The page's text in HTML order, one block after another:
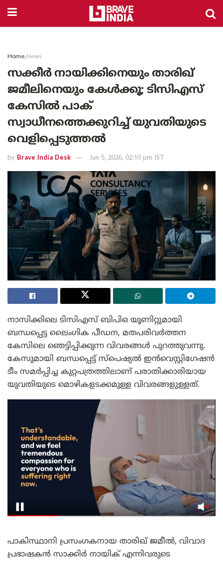
Home News
സക്കീർ നായിക്കിനെയും താരിഖ്
ജമീലിനെയും കേൾക്കൂ; ടിസിഎസ്
കേസിൽ പാക്
സ്വാധീനത്തെക്കുറിച്ച് യുവതിയുടെ
വെളിപ്പെടുത്തൽ
by Brave India Desk Jun 5, 2026, 02:10 pm IST
നാസിക്കിലെ ടിസിഎസ് ബിപിഒ യൂണിറ്റുമായി
ബന്ധപ്പെട്ട ലൈംഗിക പീഡന, മതപരിവർത്തന
കേസിലെ ഞെട്ടിപ്പിക്കുന്ന വിവരങ്ങൾ പുറത്തുവന്നു.
കേസുമായി ബന്ധപ്പെട്ട് സ്‌പെഷ്യൽ ഇൻവെസ്റ്റിഗേഷൻ
ടീം സമർപ്പിച്ച കുറ്റപത്രത്തിലാണ് പരാതിക്കാരിയായ
യുവതിയുടെ മൊഴികളടക്കമുള്ള വിവരങ്ങളുള്ളത്.
പാകിസ്ഥാനി പ്രസംഗകനായ താരിഖ് ജമീൽ, വിവാദ
പ്രഭാഷകൻ സാക്കിർ നായിക് എന്നിവരുടെ